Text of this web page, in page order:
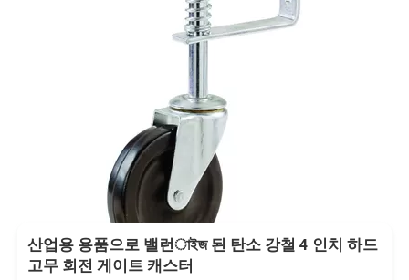
산업용 용품으로 밸런াইজ 된 탄소 강철 4 인치 하드
고무 회전 게이트 캐스터